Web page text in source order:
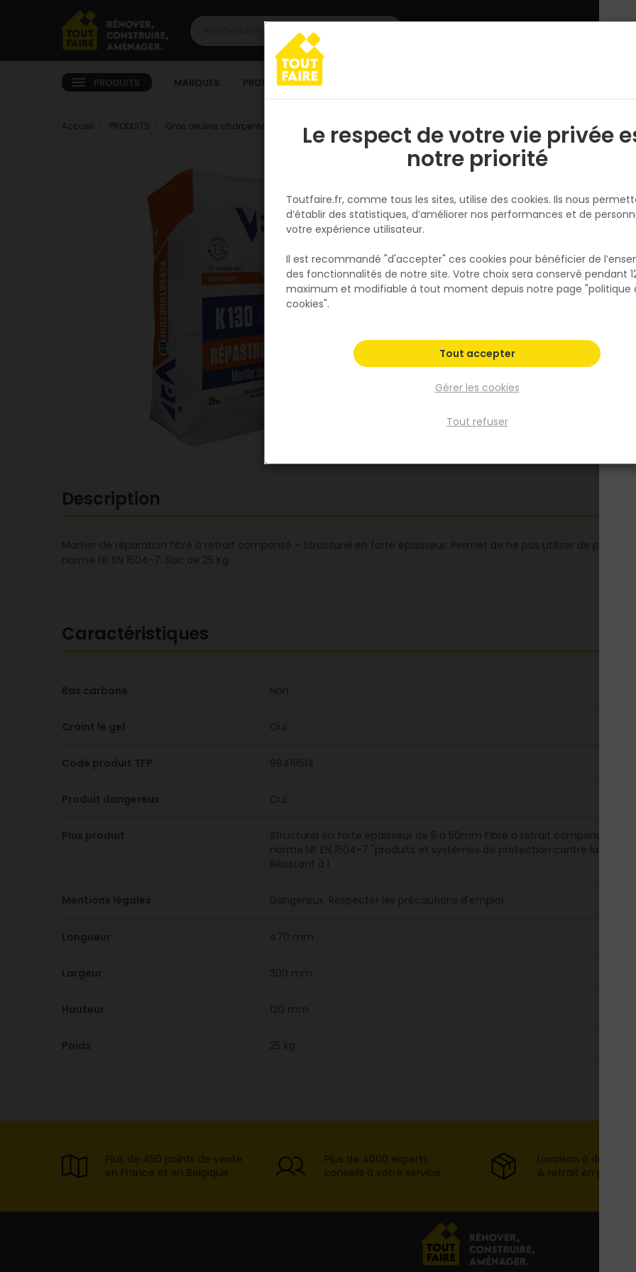
PRODUITS MARQUES PROMOTIONS
Accueil PRODUITS Gros oeuvre, charpente, couverture Adjuvant Béton, mortier, ciment, poudre Mortier de
VPI
Mortier de réparation
REPASTRUCTURE R3 K130- Sac
5KG
RÉPASTRUCTURE R3 - K130
Voir plus
Fiche Technique
Fiche Sécurité
Description
Mortier de réparation fibré à retrait compensé - Structurel en forte épaisseur. Permet de ne pas utiliser de
norme NF EN 1504-7. Sac de 25 Kg.
Caractéristiques
Bas carbone Non
Craint le gel Oui
Code produit TFP 99418514
Produit dangereux Oui
Plus produit
Structurel en forte épaisseur de 5 à 50mm Fibré à retrait compensé
norme NF EN 1504-7 "produits et systèmes de protection contre la
Résistant à l
Mentions légales Dangereux. Respecter les précautions d'emploi.
Longueur 470 mm
Largeur 300 mm
Hauteur 120 mm
Poids 25 kg
Plus de 450 points de vente
en France et en Belgique
Plus de 4000 experts
conseils à votre service
Livraison à domicile
& retrait en point
Le respect de votre vie privée
notre priorité
Toutfaire.fr, comme tous les sites, utilise des cookies. Ils nous
d’établir des statistiques, d’améliorer nos performances et de
votre expérience utilisateur.
Il est recommandé "d'accepter" ces cookies pour bénéficier de
des fonctionnalités de notre site. Votre choix sera conservé pendant
maximum et modifiable à tout moment depuis notre page "politique
cookies".
Gérer les cookies
Tout refuser
Tout accepter